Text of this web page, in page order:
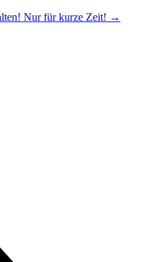
Nur für kurze Zeit! →